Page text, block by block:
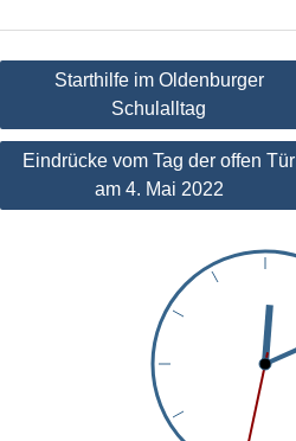
Beitragsnavigation
Starthilfe im Oldenburger
Schulalltag
Eindrücke vom Tag der offen Tür
am 4. Mai 2022